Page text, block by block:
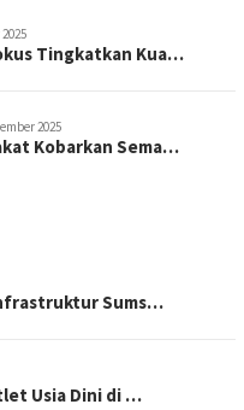
Tingkatkan Kua…
2025
Kobarkan Sema…
Sums…
Usia Dini di …